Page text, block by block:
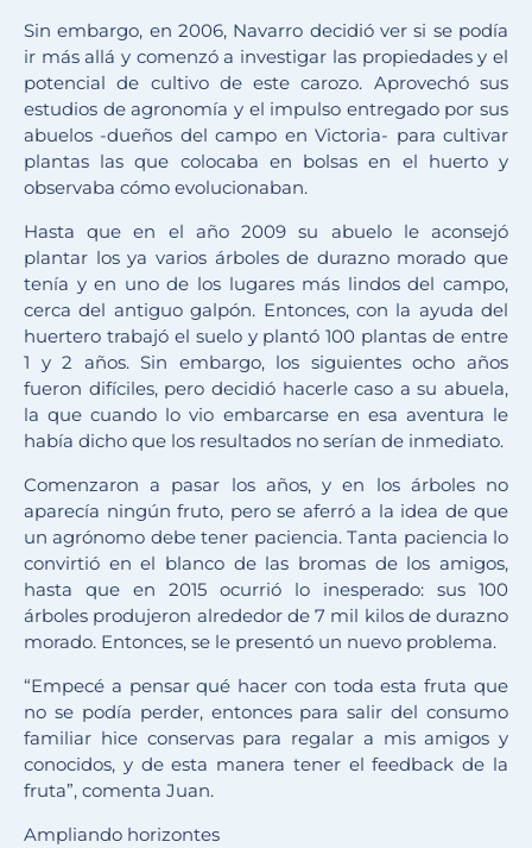
Sin embargo, en 2006, Navarro decidió ver si se podía
ir más allá y comenzó a investigar las propiedades y el
potencial de cultivo de este carozo. Aprovechó sus
estudios de agronomía y el impulso entregado por sus
abuelos -dueños del campo en Victoria- para cultivar
plantas las que colocaba en bolsas en el huerto y
observaba cómo evolucionaban.
Hasta que en el año 2009 su abuelo le aconsejó
plantar los ya varios árboles de durazno morado que
tenía y en uno de los lugares más lindos del campo,
cerca del antiguo galpón. Entonces, con la ayuda del
huertero trabajó el suelo y plantó 100 plantas de entre
1 y 2 años. Sin embargo, los siguientes ocho años
fueron difíciles, pero decidió hacerle caso a su abuela,
la que cuando lo vio embarcarse en esa aventura le
había dicho que los resultados no serían de inmediato.
Comenzaron a pasar los años, y en los árboles no
aparecía ningún fruto, pero se aferró a la idea de que
un agrónomo debe tener paciencia. Tanta paciencia lo
convirtió en el blanco de las bromas de los amigos,
hasta que en 2015 ocurrió lo inesperado: sus 100
árboles produjeron alrededor de 7 mil kilos de durazno
morado. Entonces, se le presentó un nuevo problema.
“Empecé a pensar qué hacer con toda esta fruta que
no se podía perder, entonces para salir del consumo
familiar hice conservas para regalar a mis amigos y
conocidos, y de esta manera tener el feedback de la
fruta”, comenta Juan.
Ampliando horizontes